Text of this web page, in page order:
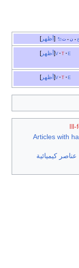
أظهر ع • ن • ت
أظهر v t e
أظهر v t e
Ill-
Articles with
عناصر كيميائية